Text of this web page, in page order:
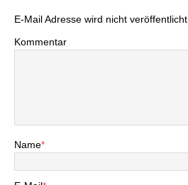
E-Mail Adresse wird nicht veröffentlicht.
Kommentar
Name*